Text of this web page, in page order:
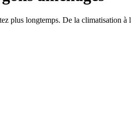
plus longtemps. De la climatisation